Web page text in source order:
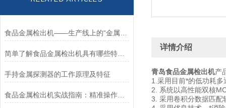
简单了解食品金属检出机具有哪些特点？
手持金属探测器的工作原理及特征
食品金属检出机实战指南：精准操作与故障排查全攻略
详情介绍
青岛食品金属检出机产
1.采用目前*的低功耗
2. 系统以高性能双核
3. 采用卷积分数据匹配